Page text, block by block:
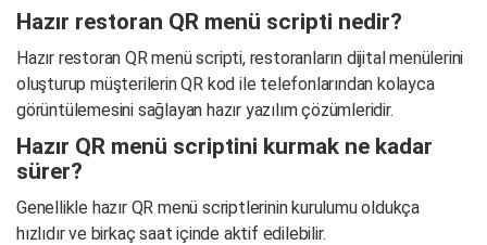
Hazır restoran QR menü scripti nedir?
Hazır restoran QR menü scripti, restoranların dijital menülerini
oluşturup müşterilerin QR kod ile telefonlarından kolayca
görüntülemesini sağlayan hazır yazılım çözümleridir.
Hazır QR menü scriptini kurmak ne kadar
sürer?
Genellikle hazır QR menü scriptlerinin kurulumu oldukça
hızlıdır ve birkaç saat içinde aktif edilebilir.